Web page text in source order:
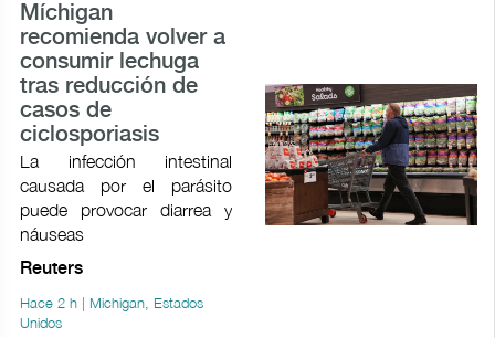
Míchigan
recomienda volver a
consumir lechuga
tras reducción de
casos de
ciclosporiasis
La infección intestinal
causada por el parásito
puede provocar ​diarrea y
náuseas
Reuters
Hace 2 h | Michigan, Estados
Unidos